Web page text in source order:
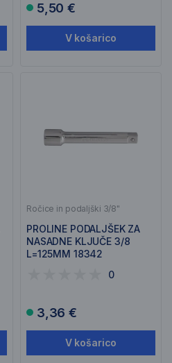
5,50 €
V košarico
Ročice in podaljški 3/8"
PROLINE PODALJŠEK ZA
NASADNE KLJUČE 3/8
L=125MM 18342
0
3,36 €
V košarico